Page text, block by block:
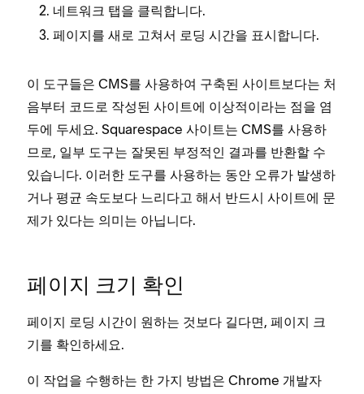
네트워크 탭을 클릭합니다.
페이지를 새로 고쳐서 로딩 시간을 표시합니다.
이 도구들은 CMS를 사용하여 구축된 사이트보다는 처
음부터 코드로 작성된 사이트에 이상적이라는 점을 염
두에 두세요. Squarespace 사이트는 CMS를 사용하
므로, 일부 도구는 잘못된 부정적인 결과를 반환할 수
있습니다. 이러한 도구를 사용하는 동안 오류가 발생하
거나 평균 속도보다 느리다고 해서 반드시 사이트에 문
제가 있다는 의미는 아닙니다.
페이지 크기 확인
페이지 로딩 시간이 원하는 것보다 길다면, 페이지 크
기를 확인하세요.
이 작업을 수행하는 한 가지 방법은 Chrome 개발자